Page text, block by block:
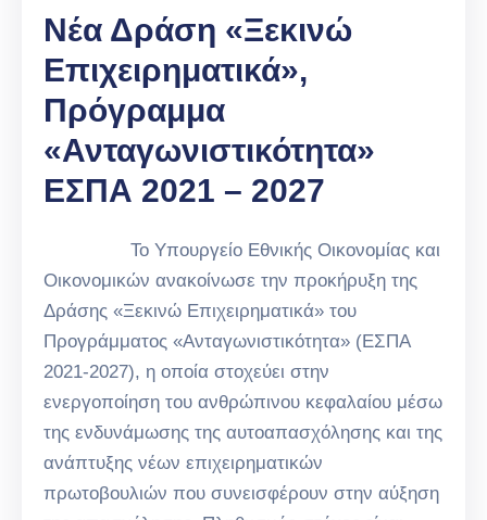
Νέα Δράση «Ξεκινώ
Επιχειρηματικά»,
Πρόγραμμα
«Ανταγωνιστικότητα»
ΕΣΠΑ 2021 – 2027
Το Υπουργείο Εθνικής Οικονομίας και
Οικονομικών ανακοίνωσε την προκήρυξη της
Δράσης «Ξεκινώ Επιχειρηματικά» του
Προγράμματος «Ανταγωνιστικότητα» (ΕΣΠΑ
2021-2027), η οποία στοχεύει στην
ενεργοποίηση του ανθρώπινου κεφαλαίου μέσω
της ενδυνάμωσης της αυτοαπασχόλησης και της
ανάπτυξης νέων επιχειρηματικών
πρωτοβουλιών που συνεισφέρουν στην αύξηση